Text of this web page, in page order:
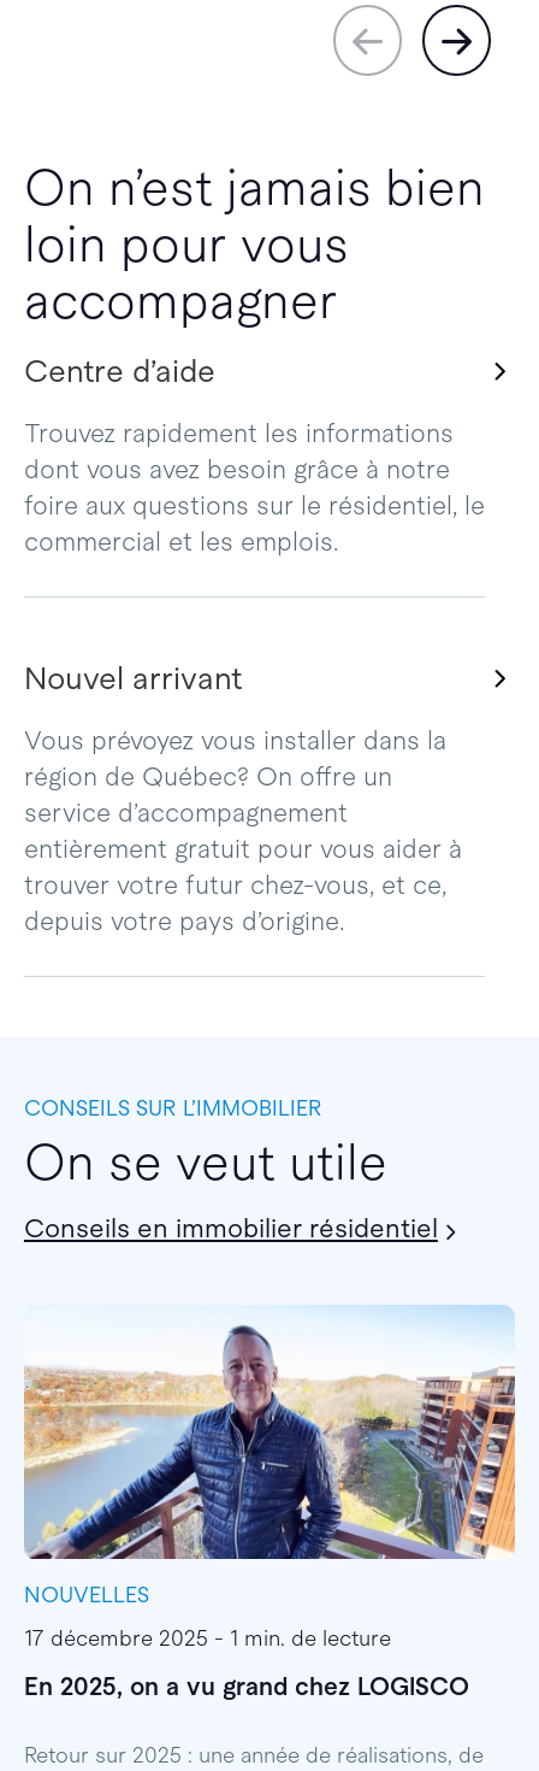
On n’est jamais bien
loin pour vous
accompagner
Centre d’aide
Trouvez rapidement les informations
dont vous avez besoin grâce à notre
foire aux questions sur le résidentiel, le
commercial et les emplois.
Nouvel arrivant
Vous prévoyez vous installer dans la
région de Québec? On offre un
service d’accompagnement
entièrement gratuit pour vous aider à
trouver votre futur chez-vous, et ce,
depuis votre pays d’origine.
CONSEILS SUR L’IMMOBILIER
On se veut utile
Conseils en immobilier résidentiel
NOUVELLES
17 décembre 2025 - 1 min. de lecture
En 2025, on a vu grand chez LOGISCO
Retour sur 2025 : une année de réalisations, de